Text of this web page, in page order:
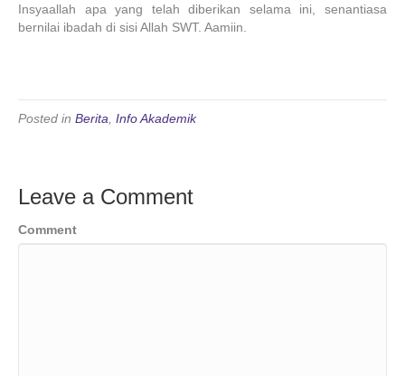
Insyaallah apa yang telah diberikan selama ini, senantiasa
bernilai ibadah di sisi Allah SWT. Aamiin.
Posted in Berita Info Akademik
Leave a Comment
Comment